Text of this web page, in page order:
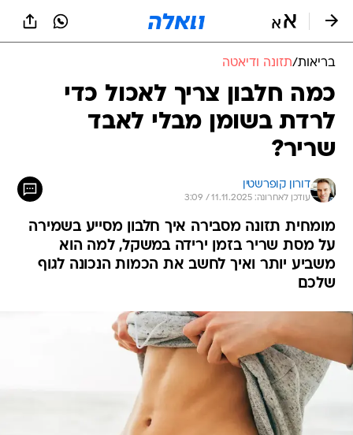
בריאות/תזונה ודיאטה
כמה חלבון צריך לאכול כדי
לרדת בשומן מבלי לאבד
שריר?
דורון קופרשטין
עודכן לאחרונה: 11.11.2025 / 3:09
מומחית תזונה מסבירה איך חלבון מסייע בשמירה
על מסת שריר בזמן ירידה במשקל, למה הוא
משביע יותר ואיך לחשב את הכמות הנכונה לגוף
שלכם